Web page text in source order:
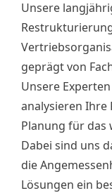
Unsere
geprägt von
Unsere
analysieren Ihre
Planung für das
Dabei sind uns
die
Lösungen ein